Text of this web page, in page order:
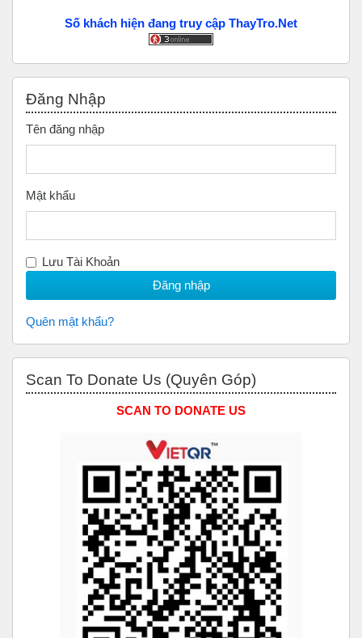
Số khách hiện đang truy cập ThayTro.Net
Đăng Nhập
Tên đăng nhập
Mật khẩu
Lưu Tài Khoản
Quên mật khẩu?
Scan To Donate Us (Quyên Góp)
SCAN TO DONATE US